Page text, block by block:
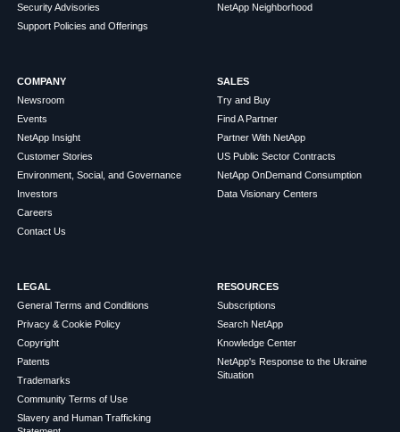
Security Advisories
Support Policies and Offerings
NetApp Neighborhood
COMPANY
Newsroom
Events
NetApp Insight
Customer Stories
Environment, Social, and Governance
Investors
Careers
Contact Us
SALES
Try and Buy
Find A Partner
Partner With NetApp
US Public Sector Contracts
NetApp OnDemand Consumption
Data Visionary Centers
LEGAL
General Terms and Conditions
Privacy & Cookie Policy
Copyright
Patents
Trademarks
Community Terms of Use
Slavery and Human Trafficking
RESOURCES
Subscriptions
Search NetApp
Knowledge Center
NetApp's Response to the Ukraine
Situation